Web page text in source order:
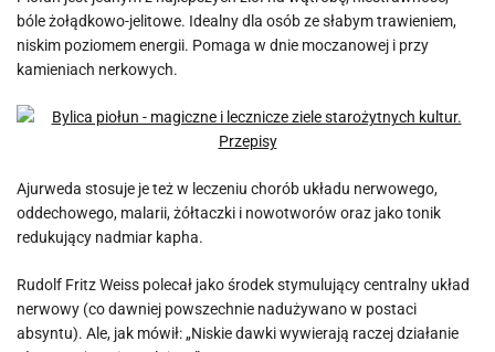
bóle żołądkowo-jelitowe. Idealny dla osób ze słabym trawieniem,
niskim poziomem energii. Pomaga w dnie moczanowej i przy
kamieniach nerkowych.
Ajurweda stosuje je też w leczeniu chorób układu nerwowego,
oddechowego, malarii, żółtaczki i nowotworów oraz jako tonik
redukujący nadmiar kapha.
Rudolf Fritz Weiss polecał jako środek stymulujący centralny układ
nerwowy (co dawniej powszechnie nadużywano w postaci
absyntu). Ale, jak mówił: „Niskie dawki wywierają raczej działanie